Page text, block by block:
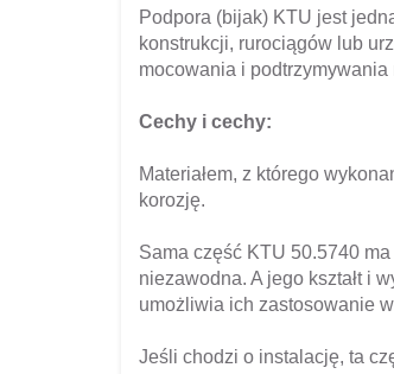
Podpora (bijak) KTU jest
konstrukcji, rurociągów lub
mocowania i
Cechy i cechy:
Materiałem, z którego
korozję.
Sama część KTU 50.5740
niezawodna. A jego kształt i
umożliwia ich zastosowanie
Jeśli chodzi o instalację, ta